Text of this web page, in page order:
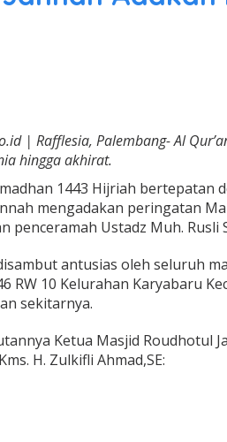
r
i
u
K
e
m
l
i
a
a
,
M
| Rafflesia, Palembang- Al
hingga akhirat.
1443 Hijriah bertepatan
mengadakan peringatan
penceramah Ustadz Muh. Rusli
antusias oleh seluruh
RW 10 Kelurahan Karyabaru
sekitarnya.
Ketua Masjid Roudhotul
H. Zulkifli Ahmad,SE: